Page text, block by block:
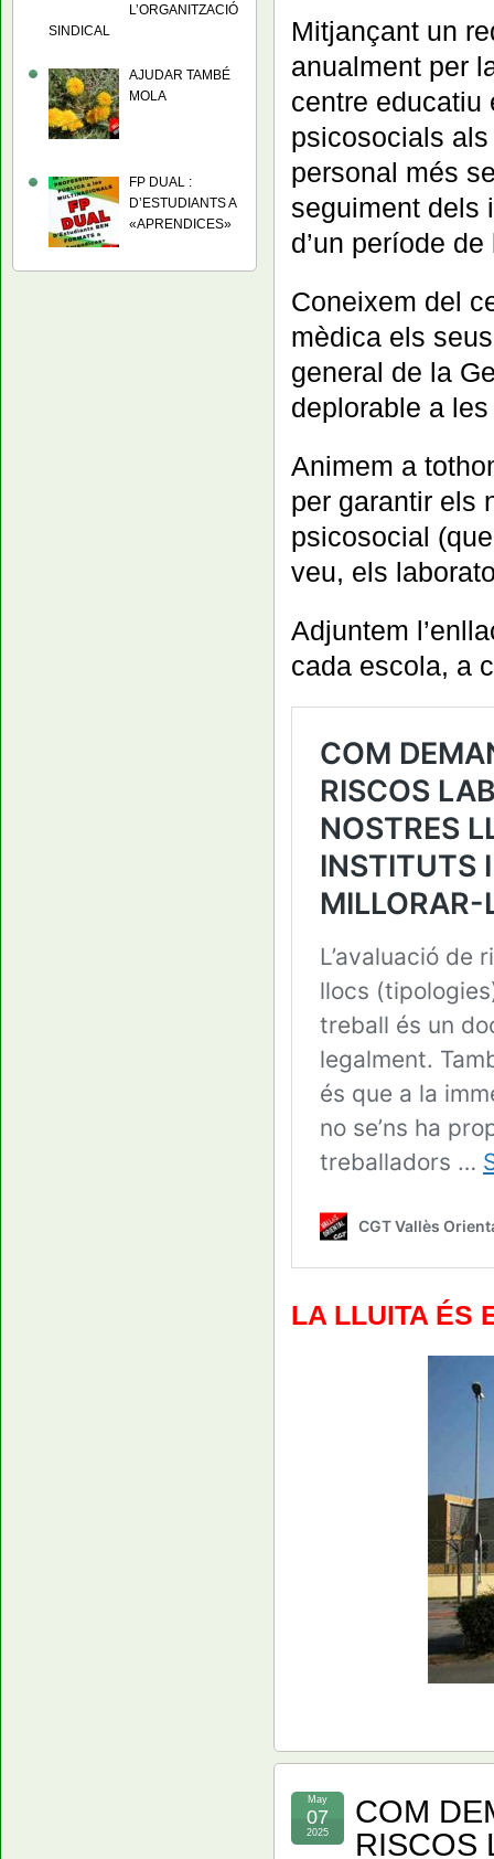
Mitjançant un
anualment per
centre educatiu
psicosocials
personal més
seguiment dels
d’un període
Coneixem del
mèdica els
general de la
deplorable a
Animem a
per garantir els
psicosocial
veu, els
Adjuntem
cada escola, a
LA LLUITA ÉS
COM
RISCOS
May
07
2025
L’ORGANITZACIÓ
SINDICAL
AJUDAR TAMBÉ
MOLA
FP DUAL :
D’ESTUDIANTS A
«APRENDICES»